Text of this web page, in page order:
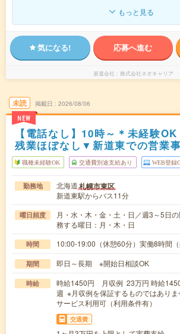
もっと見る
気になる! 応募へ進む
派遣会社 株式会社ネオキャリア
未読
NEW
掲載日 2026/08/06
【電話なし】10時～＊未経験
残業ほぼなし▼新道東での営業
職種未経験OK 交通費別途支給あり WEB登録
勤務地 北海道札幌市東区
新道東駅からバス11分
曜日頻度
月・水・木・金・土・日／週3～5日
務する曜日：月・木・日
時間 10:00-19:00（休憩60分）実働8時間（
期間 即日～長期 ※開始日相談OK
時給
時給1450円 月収例 23万円 時給
週 ※月収例を保証するものではありま
サービス利用可（利用条件有）
交通費